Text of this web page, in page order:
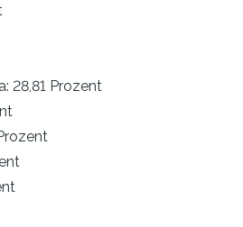
28,81 Prozent